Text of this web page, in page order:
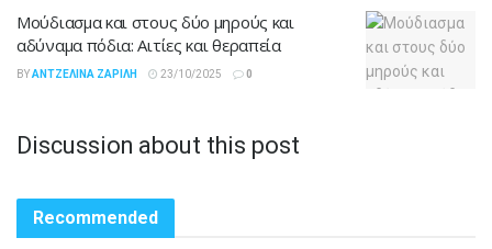
Μούδιασμα και στους δύο μηρούς και
αδύναμα πόδια: Αιτίες και θεραπεία
BYΑΝΤΖΕΛΊΝΑ ΖΑΡΊΛΗ 23/10/2025 0
Discussion about this post
Recommended